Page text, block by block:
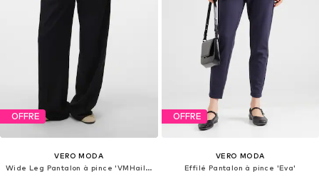
OFFRE
VERO MODA
Wide Leg Pantalon à pince 'VMHailey'
OFFRE
VERO MODA
Effilé Pantalon à pince 'Eva'